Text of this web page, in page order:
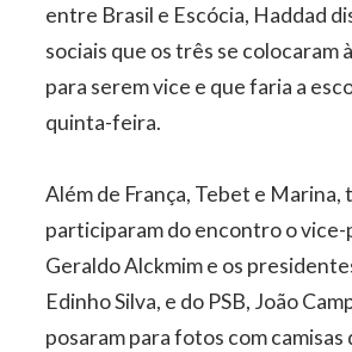
entre Brasil e Escócia, Haddad
sociais que os três se colocaram
para serem vice e que faria a
quinta-feira.
Além de França, Tebet e Marina,
participaram do encontro o
Geraldo Alckmim e os
Edinho Silva, e do PSB, João
posaram para fotos com camisas